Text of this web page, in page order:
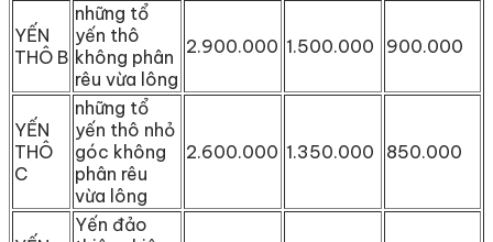
YẾN
THÔ B
những tổ
yến thô
không phân
rêu vừa lông
2.900.000 1.500.000 900.000
YẾN
THÔ
C
những tổ
yến thô nhỏ
góc không
phân rêu
vừa lông
2.600.000 1.350.000 850.000
Yến đảo